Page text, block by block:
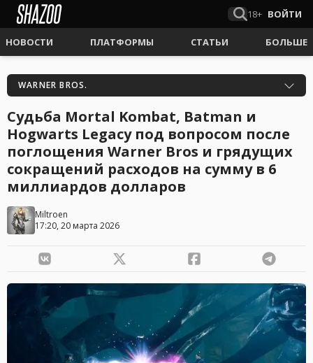
18+ ВОЙТИ
НОВОСТИ ПЛАТФОРМЫ СТАТЬИ БОЛЬШЕ
WARNER BROS.
Судьба Mortal Kombat, Batman и
Hogwarts Legacy под вопросом после
поглощения Warner Bros и грядущих
сокращений расходов на сумму в 6
миллиардов долларов
Miltroen
17:20, 20 марта 2026